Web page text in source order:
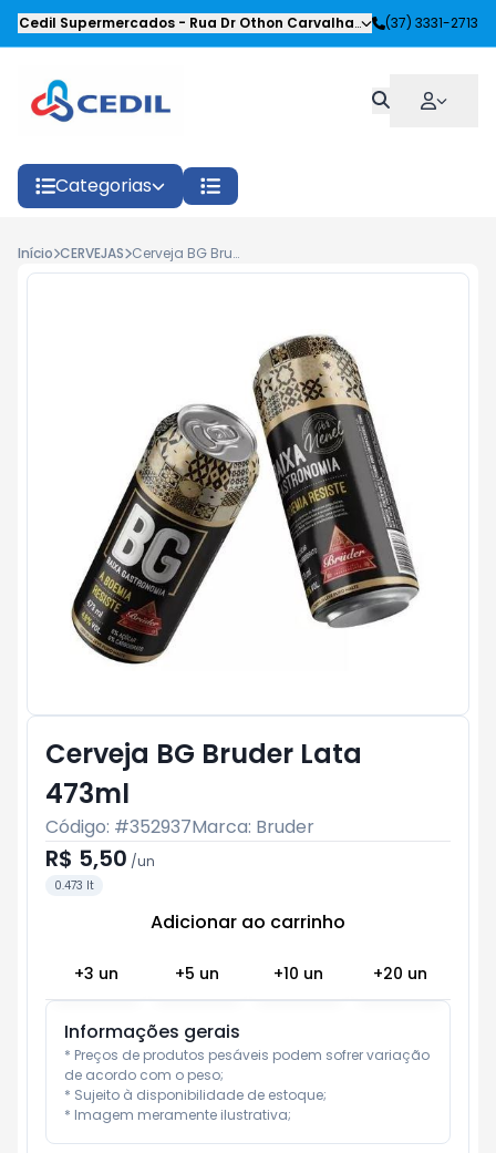
Cedil Supermercados- Rua Dr Othon Carvalhaes Siqueira,Oliveira
(37) 3331-2713
Categorias
Início CERVEJAS Cerveja BG Bruder Lata 473ml
Cerveja BG Bruder Lata
473ml
Código: #352937Marca: Bruder
R$ 5,50 /un
0.473 lt
Adicionar ao carrinho
+3 un +5 un +10 un +20 un
Informações gerais
* Preços de produtos pesáveis podem sofrer variação
de acordo com o peso;
* Sujeito à disponibilidade de estoque;
* Imagem meramente ilustrativa;